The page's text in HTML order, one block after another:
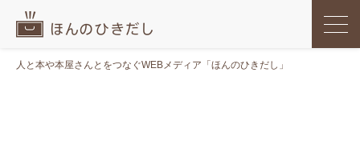
人と本や本屋さんとをつなぐWEBメディア「ほんのひきだし」